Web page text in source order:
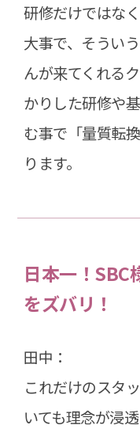
研修だけではな
大事で、そうい
んが来てくれる
かりした研修や
む事で「量質転
ります。
日本一！SBC
をズバリ！
田中：
これだけのスタ
いても理念が浸透